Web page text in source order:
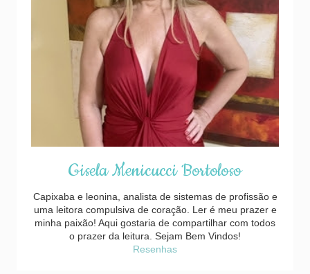
Gisela Menicucci Bortoloso
Capixaba e leonina, analista de sistemas de profissão e
uma leitora compulsiva de coração. Ler é meu prazer e
minha paixão! Aqui gostaria de compartilhar com todos
o prazer da leitura. Sejam Bem Vindos!
Resenhas